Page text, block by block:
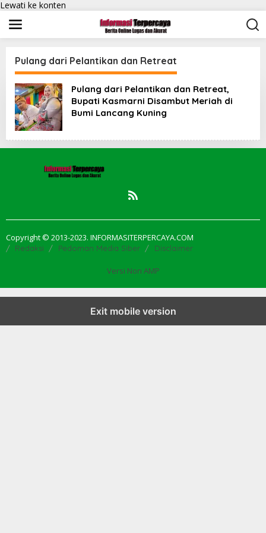
Lewati ke konten
Pulang dari Pelantikan dan Retreat
Pulang dari Pelantikan dan Retreat,
Bupati Kasmarni Disambut Meriah di
Bumi Lancang Kuning
Copyright © 2013-2023. INFORMASITERPERCAYA.COM
Redaksi Pedoman Media Siber Disclaimer
Versi Non AMP
Exit mobile version